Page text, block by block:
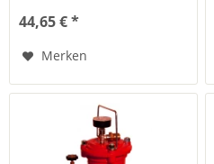
44,65 € *
Merken